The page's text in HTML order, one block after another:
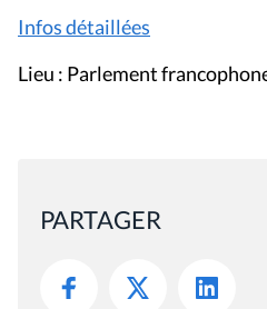
Infos détaillées
Lieu : Parlement
PARTAGER